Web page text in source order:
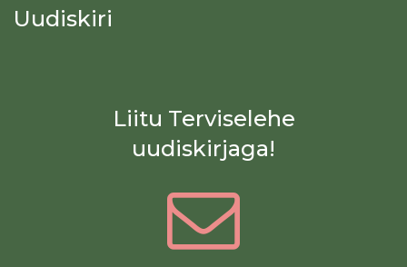
Uudiskiri
Liitu Terviselehe
uudiskirjaga!